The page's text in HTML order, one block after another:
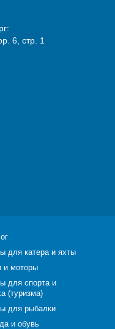
6, стр. 1
для катера и яхты
и моторы
для спорта и
(туризма)
для рыбалки
и обувь